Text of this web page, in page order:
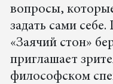
вопросы,
задать сами
«Заячий стон»
приглашает
философском